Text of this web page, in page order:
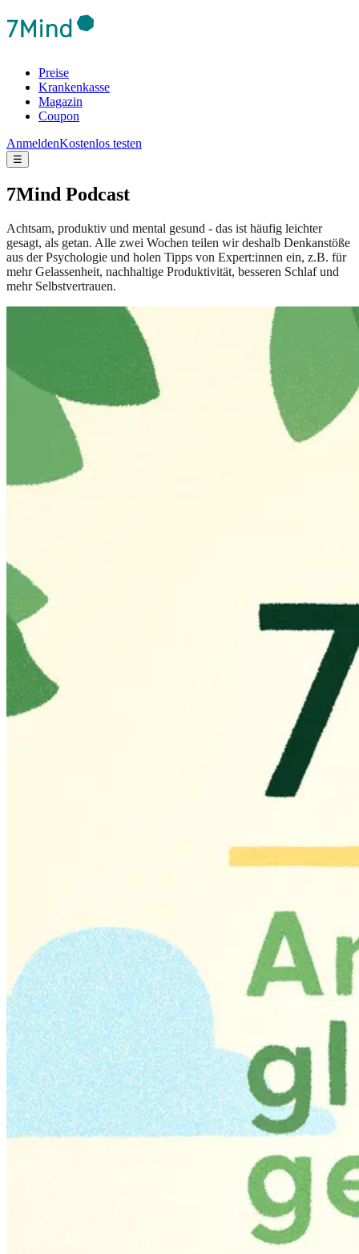
Preise
Krankenkasse
Magazin
Coupon
AnmeldenKostenlos testen
☰
7Mind Podcast
Achtsam, produktiv und mental gesund - das ist häufig leichter
gesagt, als getan. Alle zwei Wochen teilen wir deshalb Denkanstöße
aus der Psychologie und holen Tipps von Expert:innen ein, z.B. für
mehr Gelassenheit, nachhaltige Produktivität, besseren Schlaf und
mehr Selbstvertrauen.